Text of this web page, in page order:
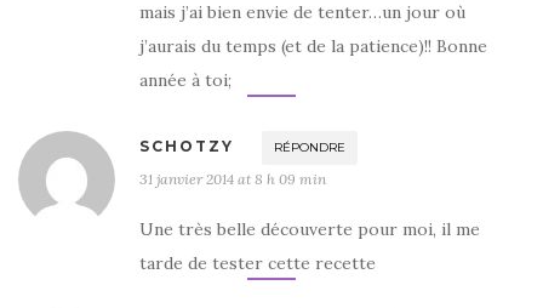
mais j’ai bien envie de tenter…un jour où
j’aurais du temps (et de la patience)!! Bonne
année à toi;
SCHOTZY RÉPONDRE
31 janvier 2014 at 8 h 09 min
Une très belle découverte pour moi, il me
tarde de tester cette recette